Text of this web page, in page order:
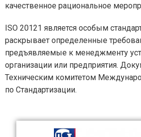
качественное рациональное
ISO 20121 является особым
раскрывает определенные
предъявляемые к менеджменту
организации или предприятия.
Техническим комитетом
по Стандартизации.